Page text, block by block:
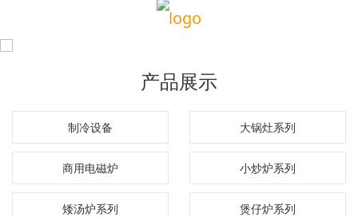
产品展示
制冷设备 大锅灶系列
商用电磁炉 小炒炉系列
矮汤炉系列 煲仔炉系列